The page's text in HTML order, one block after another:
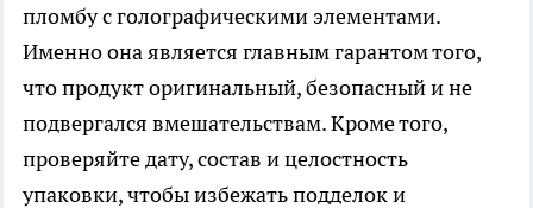
пломбу с голографическими элементами.
Именно она является главным гарантом того,
что продукт оригинальный, безопасный и не
подвергался вмешательствам. Кроме того,
проверяйте дату, состав и целостность
упаковки, чтобы избежать подделок и